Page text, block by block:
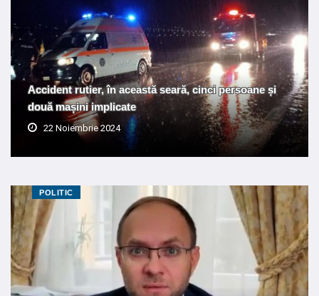
Accident rutier, în această seară, cinci persoane și
două mașini implicate
22 Noiembrie 2024
POLITIC